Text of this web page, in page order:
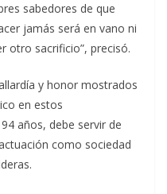
sabedores de que
jamás será en vano ni
otro sacrificio”, precisó.
y honor mostrados
en estos
años, debe servir de
como sociedad